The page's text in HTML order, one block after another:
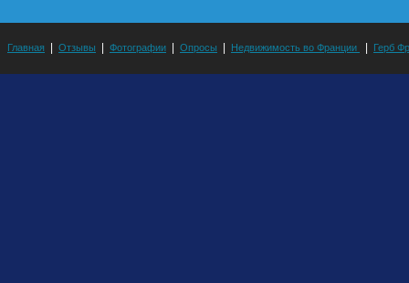
Главная Отзывы Фотографии Опросы Недвижимость во Франции Герб